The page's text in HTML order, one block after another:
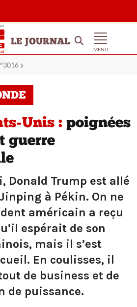
LE JOURNAL
MENU
Unis : poignées
guerre
Donald Trump est allé
à Pékin. On ne
américain a reçu
espérait de son
mais il s’est
En coulisses, il
de business et de
de puissance.